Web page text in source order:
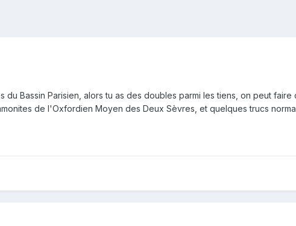
du Bassin Parisien, alors tu as des doubles parmi les tiens, on peut
de l'Oxfordien Moyen des Deux Sèvres, et quelques trucs